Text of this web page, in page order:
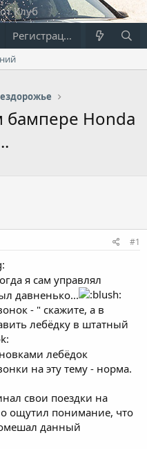
нового? Регистрация
бампере Honda
#1
я сам управлял
давненько...
- " скажите, а в
лебёдку в штатный
лебёдок
на эту тему - норма.
свои поездки на
ощутил понимание, что
данный